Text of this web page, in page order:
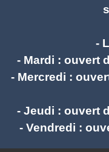
-
- Mardi : ouvert
- Mercredi :
- Jeudi : ouvert
- Vendredi :